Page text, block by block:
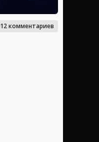
12 комментариев